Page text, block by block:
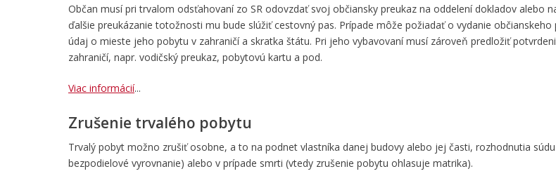
Občan musí pri trvalom odsťahovaní zo SR odovzdať svoj občiansky preukaz na oddelení dokladov alebo
ďalšie preukázanie totožnosti mu bude slúžiť cestovný pas. Prípade môže požiadať o vydanie
údaj o mieste jeho pobytu v zahraničí a skratka štátu. Pri jeho vybavovaní musí zároveň predložiť
zahraničí, napr. vodičský preukaz, pobytovú kartu a pod.
Viac informácií...
Zrušenie trvalého pobytu
Trvalý pobyt možno zrušiť osobne, a to na podnet vlastníka danej budovy alebo jej časti, rozhodnutia
bezpodielové vyrovnanie) alebo v prípade smrti (vtedy zrušenie pobytu ohlasuje matrika).